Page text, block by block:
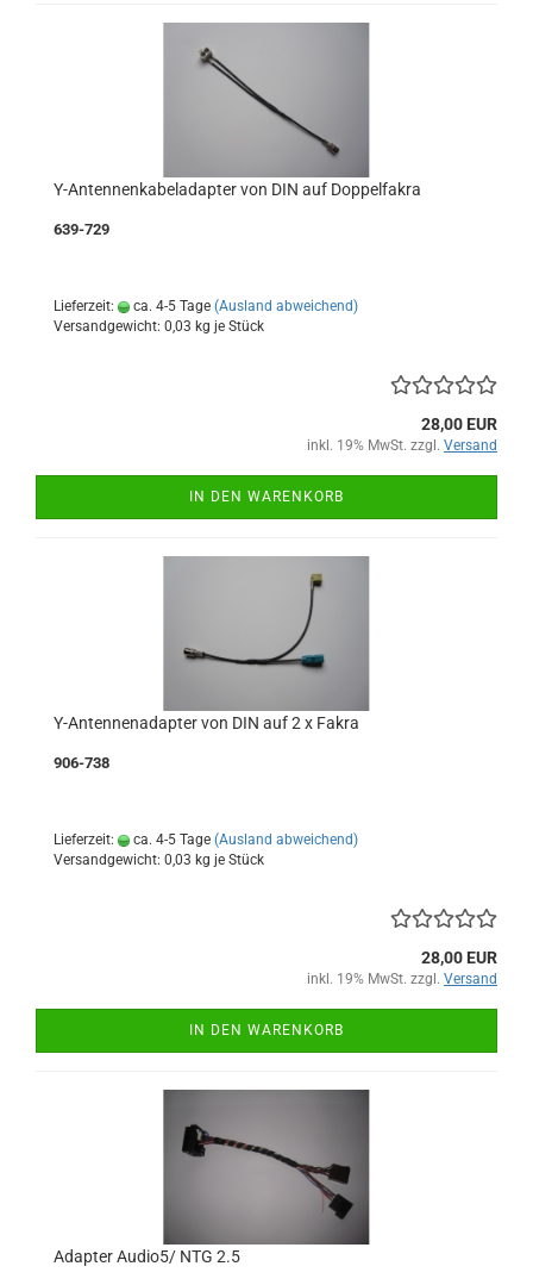
Y-Antennenkabeladapter von DIN auf Doppelfakra
639-729
Lieferzeit: ca. 4-5 Tage (Ausland abweichend)
Versandgewicht: 0,03 kg je Stück
28,00 EUR
inkl. 19% MwSt. zzgl. Versand
IN DEN WARENKORB
Y-Antennenadapter von DIN auf 2 x Fakra
906-738
Lieferzeit: ca. 4-5 Tage (Ausland abweichend)
Versandgewicht: 0,03 kg je Stück
28,00 EUR
inkl. 19% MwSt. zzgl. Versand
IN DEN WARENKORB
Adapter Audio5/ NTG 2.5